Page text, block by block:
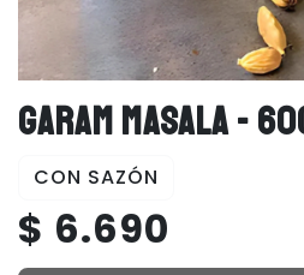
GARAM MASALA -
CON SAZÓN
$ 6.690